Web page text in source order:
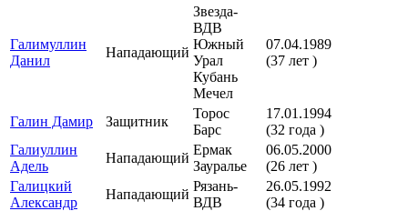
Галимуллин
Данил
Нападающий
Звезда-
ВДВ
Южный
Урал
Кубань
Мечел
07.04.1989
(37 лет )
Галин Дамир Защитник
Торос
Барс
17.01.1994
(32 года )
Галиуллин
Адель
Нападающий
Ермак
Зауралье
06.05.2000
(26 лет )
Галицкий
Александр
Нападающий
Рязань-
ВДВ
26.05.1992
(34 года )